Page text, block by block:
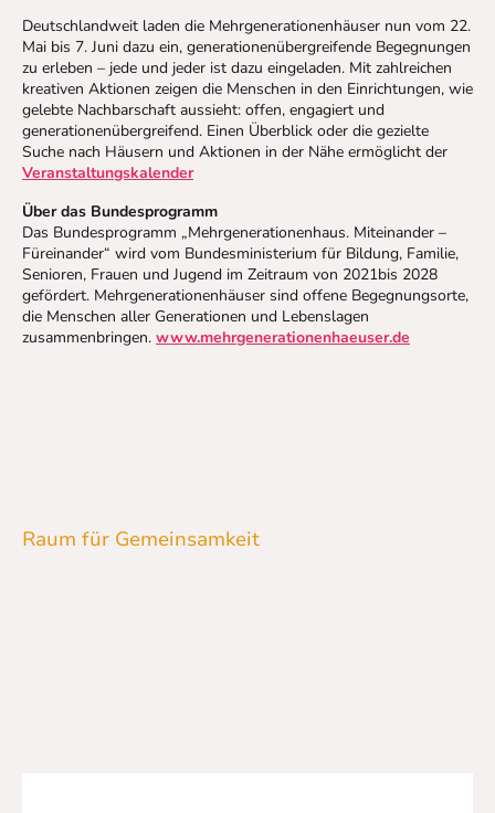
Deutschlandweit laden die Mehrgenerationenhäuser nun vom 22.
Mai bis 7. Juni dazu ein, generationenübergreifende Begegnungen
zu erleben – jede und jeder ist dazu eingeladen. Mit zahlreichen
kreativen Aktionen zeigen die Menschen in den Einrichtungen, wie
gelebte Nachbarschaft aussieht: offen, engagiert und
generationenübergreifend. Einen Überblick oder die gezielte
Suche nach Häusern und Aktionen in der Nähe ermöglicht der
Veranstaltungskalender
Über das Bundesprogramm
Das Bundesprogramm „Mehrgenerationenhaus. Miteinander –
Füreinander“ wird vom Bundesministerium für Bildung, Familie,
Senioren, Frauen und Jugend im Zeitraum von 2021bis 2028
gefördert. Mehrgenerationenhäuser sind offene Begegnungsorte,
die Menschen aller Generationen und Lebenslagen
zusammenbringen. www.mehrgenerationenhaeuser.de
Raum für Gemeinsamkeit